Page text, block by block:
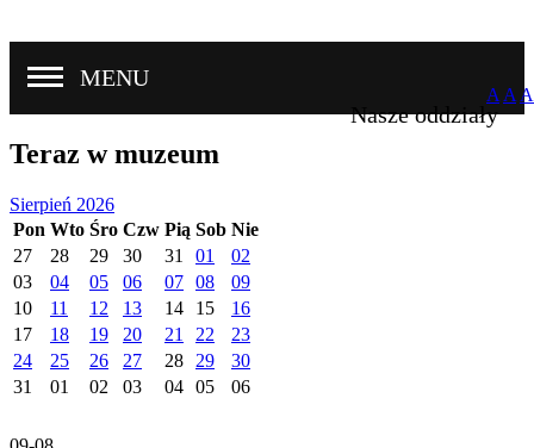
Nasze oddziały
MENU
Teraz w muzeum
Sierpień 2026
Pon Wto Śro Czw Pią Sob Nie
27
28 29 30 31 01
02
03
04 05 06 07 08
09
10
11 12 13 14 15
16
17
18 19 20 21 22
23
24
25 26 27 28 29
30
31
01 02 03 04 05 06
A A A